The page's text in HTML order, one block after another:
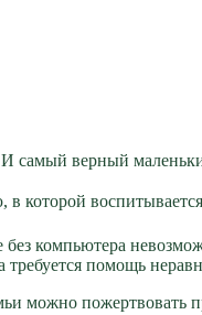
самый верный
которой
компьютера
требуется помощь
можно пожертвовать